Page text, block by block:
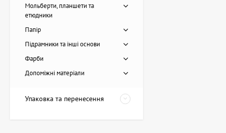
Мольберти, планшети та
етюдники
Папір
Підрамники та інші основи
Фарби
Допоміжні матеріали
Упаковка та перенесення
Картина Пірс, художниця